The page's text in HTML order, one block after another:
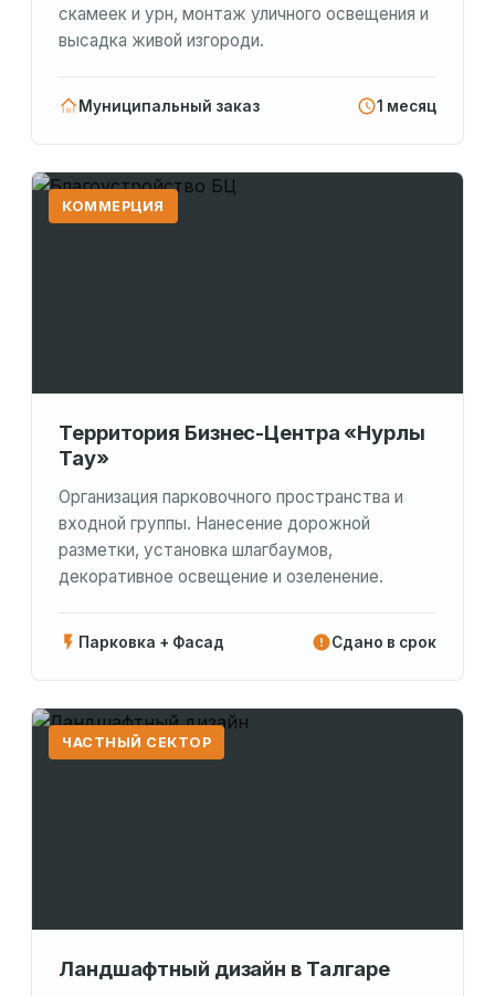
скамеек и урн, монтаж уличного освещения и
высадка живой изгороди.
Муниципальный заказ 1 месяц
КОММЕРЦИЯ
Территория Бизнес-Центра «Нурлы
Тау»
Организация парковочного пространства и
входной группы. Нанесение дорожной
разметки, установка шлагбаумов,
декоративное освещение и озеленение.
Парковка + Фасад Сдано в срок
ЧАСТНЫЙ СЕКТОР
Ландшафтный дизайн в Талгаре